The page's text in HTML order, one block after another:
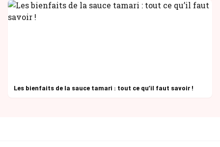
Les bienfaits de la sauce tamari : tout ce qu’il faut savoir !